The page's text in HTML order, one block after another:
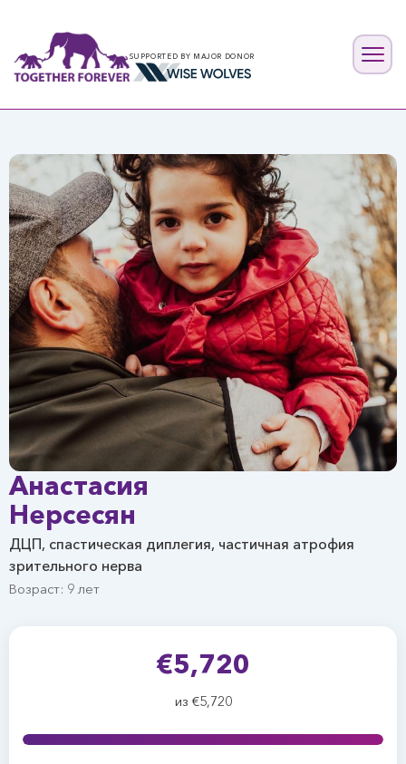
SUPPORTED BY MAJOR DONOR
Анастасия
Нерсесян
ДЦП, спастическая диплегия, частичная атрофия
зрительного нерва
Возраст: 9 лет
€5,720
из €5,720